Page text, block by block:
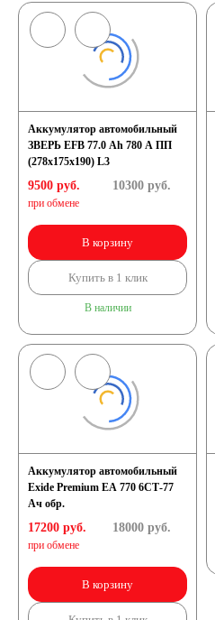
Аккумулятор автомобильный
ЗВЕРЬ EFB 77.0 Ah 780 А ПП
(278x175x190) L3
9500 руб.
при обмене
10300руб.
В корзину
Купить в 1 клик
В наличии
Аккумулятор автомобильный
Exide Premium EA 770 6СТ-77
Ач обр.
17200 руб.
при обмене
18000руб.
В корзину